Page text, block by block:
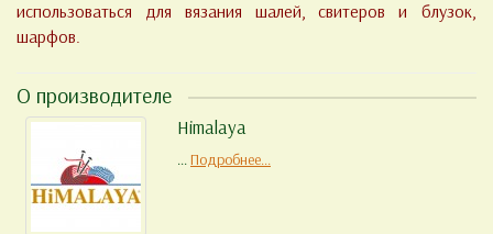
использоваться для вязания шалей, свитеров и блузок,
шарфов.
О производителе
Himalaya
...Подробнее...